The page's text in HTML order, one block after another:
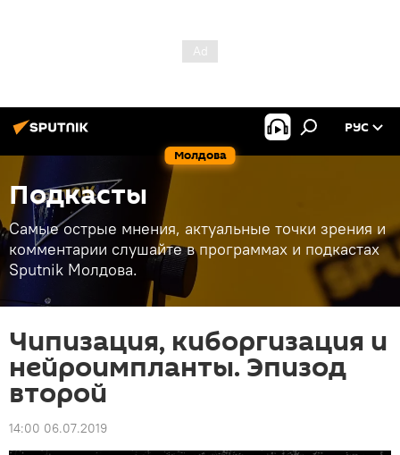
Молдова
РУС
Подкасты
Самые острые мнения, актуальные точки зрения и
комментарии слушайте в программах и подкастах
Sputnik Молдова.
Чипизация, киборгизация и
нейроимпланты. Эпизод
второй
14:00 06.07.2019